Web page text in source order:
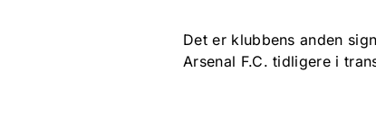
Det er klubbens anden
Arsenal F.C. tidligere i